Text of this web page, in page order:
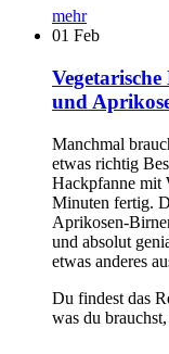
mehr
01 Feb
und
Manchmal
etwas richtig
Hackpfanne mit
Minuten fertig.
Aprikosen-
und absolut
etwas anderes
Du findest das
was du